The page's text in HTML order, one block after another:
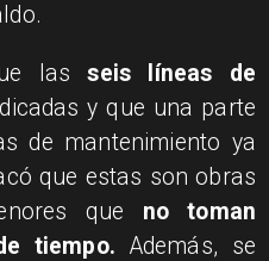
lasseis líneas de
y que una parte
de mantenimiento ya
que estas son obras
que no toman
tiempo. Además, se